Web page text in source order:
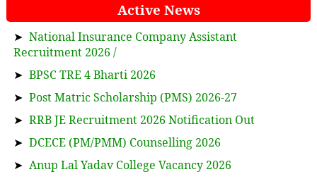
Active News
➤ National Insurance Company Assistant
Recruitment 2026 /
➤ BPSC TRE 4 Bharti 2026
➤ Post Matric Scholarship (PMS) 2026-27
➤ RRB JE Recruitment 2026 Notification Out
➤ DCECE (PM/PMM) Counselling 2026
➤ Anup Lal Yadav College Vacancy 2026